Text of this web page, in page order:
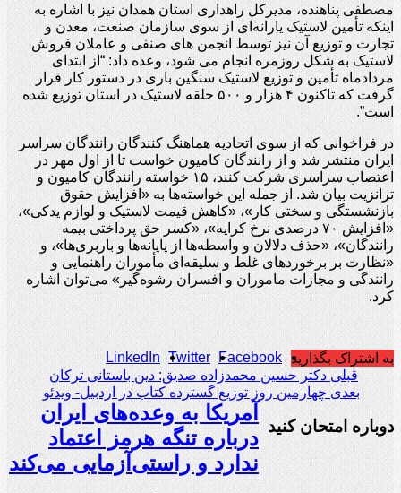
مصطفی پناهنده، مدیرکل راهداری استان همدان نیز با اشاره به
اینکه تأمین لاستیک یارانه‌ای از سوی سازمان صنعت، معدن و
تجارت و توزیع آن نیز توسط انجمن های صنفی و عاملان فروش
لاستیک به شکل روزمره انجام می شود، وعده داد: “از ابتدای
مردادماه تأمین و توزیع لاستیک سنگین باری در دستور کار قرار
گرفت که تاکنون ۴ هزار و ۵۰۰ حلقه لاستیک در استان توزیع شده
است”.
در فراخوانی که از سوی اتحادیه هماهنگ کنندگان رانندگان سراسر
ایران منتشر شد و از رانندگان کامیون خواست تا از اول مهر در
اعتصاب سراسری شرکت کنند، ۱۵ خواسته رانندگان کامیون و
ترانزیت بیان شد. از جمله این خواسته‌ها به «افزایش حقوق
بازنشستگی و سختی کار»، «کاهش قیمت لاستیک و لوازم یدکی»،
«افزایش ۷۰ درصدی نرخ کرایه»، «کسر حق پرداختی بیمه
رانندگان»، «حذف دلالان و واسطه‌ها از پایانه‌ها و باربری‌ها»، و
«نظارت بر برخوردهای غلط و سلیقه‌ای مأموران راهنمایی و
رانندگی و مجازات ماموران و افسران رشوه‌گیر» می‌توان اشاره
کرد.
به اشتراک بگذارید Facebook
Twitter
LinkedIn
قبلی دکتر حسین محمدزاده صدیق: دین باستانی ترکان
بعدیچهارمین روز توزیع گسترده کتاب در اردبیل- ویدئو
دوباره امتحان کنید
آمریکا به وعده‌های ایران
درباره تنگه هرمز اعتماد
ندارد و راستی‌آزمایی می‌کند